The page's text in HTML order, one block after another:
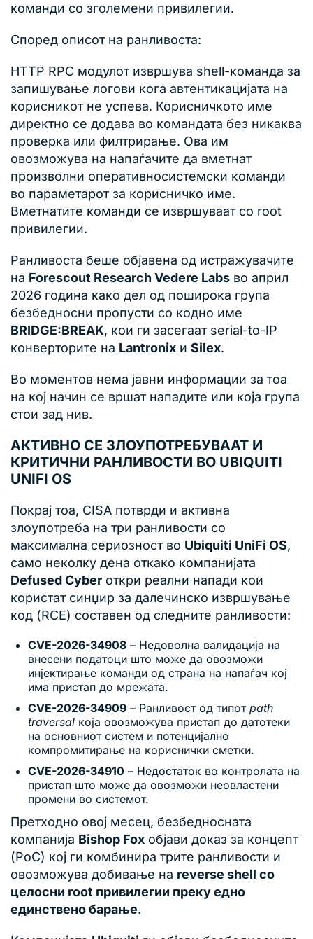
команди со зголемени привилегии.
Според описот на ранливоста:
HTTP RPC модулот извршува shell-команда за
запишување логови кога автентикацијата на
корисникот не успева. Корисничкото име
директно се додава во командата без никаква
проверка или филтрирање. Ова им
овозможува на напаѓачите да вметнат
произволни оперативносистемски команди
во параметарот за корисничко име.
Вметнатите команди се извршуваат со root
привилегии.
Ранливоста беше објавена од истражувачите
на Forescout Research Vedere Labs во април
2026 година како дел од поширока група
безбедносни пропусти со кодно име
BRIDGE:BREAK, кои ги засегаат serial-to-IP
конверторите на Lantronix и Silex.
Во моментов нема јавни информации за тоа
на кој начин се вршат нападите или која група
стои зад нив.
АКТИВНО СЕ ЗЛОУПОТРЕБУВААТ И
КРИТИЧНИ РАНЛИВОСТИ ВО UBIQUITI
UNIFI OS
Покрај тоа, CISA потврди и активна
злоупотреба на три ранливости со
максимална сериозност во Ubiquiti UniFi OS,
само неколку дена откако компанијата
Defused Cyber откри реални напади кои
користат синџир за далечинско извршување
код (RCE) составен од следните ранливости:
CVE-2026-34908 – Недоволна валидација на
внесени податоци што може да овозможи
инјектирање команди од страна на напаѓач кој
има пристап до мрежата.
CVE-2026-34909 – Ранливост од типот path
traversal која овозможува пристап до датотеки
на основниот систем и потенцијално
компромитирање на кориснички сметки.
CVE-2026-34910 – Недостаток во контролата на
пристап што може да овозможи неовластени
промени во системот.
Претходно овој месец, безбедносната
компанија Bishop Fox објави доказ за концепт
(PoC) кој ги комбинира трите ранливости и
овозможува добивање на reverse shell со
целосни root привилегии преку едно
единствено барање.